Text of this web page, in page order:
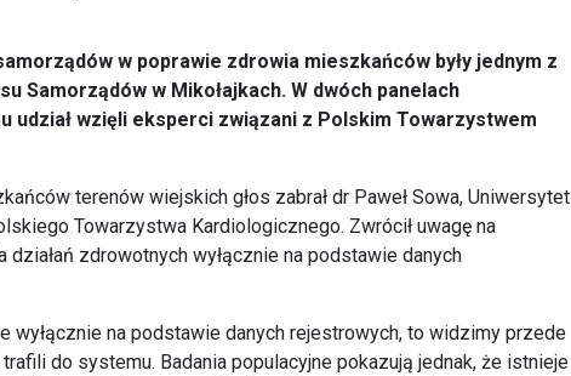
w poprawie zdrowia mieszkańców były jednym z
Samorządów w Mikołajkach. W dwóch panelach
udział wzięli eksperci związani z Polskim Towarzystwem
terenów wiejskich głos zabrał dr Paweł Sowa, Uniwersytet
Towarzystwa Kardiologicznego. Zwrócił uwagę na
zdrowotnych wyłącznie na podstawie danych
wyłącznie na podstawie danych rejestrowych, to widzimy przede
do systemu. Badania populacyjne pokazują jednak, że istnieje